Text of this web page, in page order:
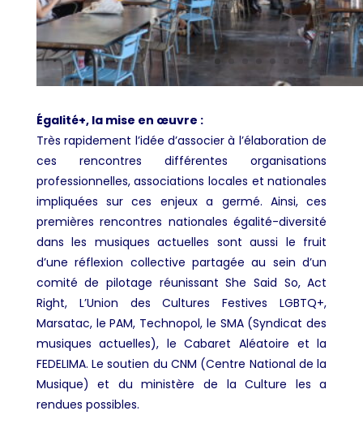
Égalité+, la mise en œuvre :
Très rapidement l’idée d’associer à l’élaboration de
ces rencontres différentes organisations
professionnelles, associations locales et nationales
impliquées sur ces enjeux a germé. Ainsi, ces
premières rencontres nationales égalité-diversité
dans les musiques actuelles sont aussi le fruit
d’une réflexion collective partagée au sein d’un
comité de pilotage réunissant She Said So, Act
Right, L’Union des Cultures Festives LGBTQ+,
Marsatac, le PAM, Technopol, le SMA (Syndicat des
musiques actuelles), le Cabaret Aléatoire et la
FEDELIMA. Le soutien du CNM (Centre National de la
Musique) et du ministère de la Culture les a
rendues possibles.